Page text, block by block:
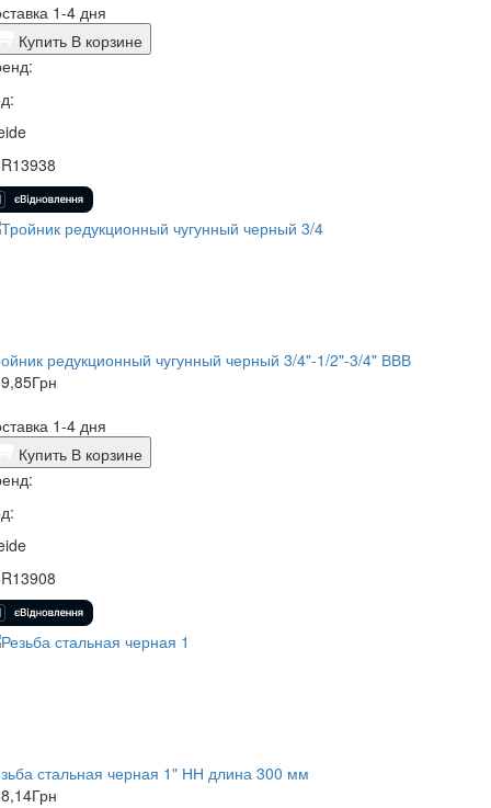
1-4 дня
Купить В корзине
редукционный чугунный черный 3/4"-1/2"-3/4" ВВВ
Грн
1-4 дня
Купить В корзине
стальная черная 1" НН длина 300 мм
Грн